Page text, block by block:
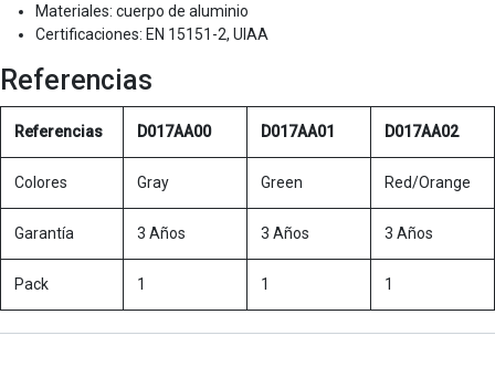
Materiales: cuerpo de aluminio
Certificaciones: EN 15151-2, UIAA
Referencias
Referencias D017AA00 D017AA01 D017AA02
Colores Gray Green Red/Orange
Garantía 3 Años 3 Años 3 Años
Pack 1 1 1